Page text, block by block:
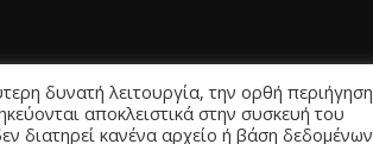
δυνατή λειτουργία, την ορθή περιήγηση
αποκλειστικά στην συσκευή του
διατηρεί κανένα αρχείο ή βάση δεδομένων